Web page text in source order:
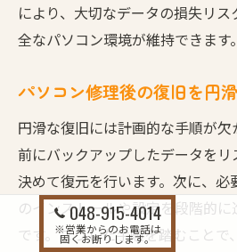
により、大切なデータの損失リ
全なパソコン環境が維持できます。
パソコン修理後の復旧を円
円滑な復旧には計画的な手順が欠
前にバックアップしたデータを
決めて復元を行います。次に、
のインストールや設定を段階的
です。こうした手順を踏むことで
048-915-4014
※営業からのお電話は
固くお断りします。